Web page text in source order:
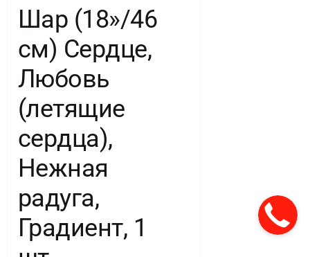
Шар (18»/46
см) Сердце,
Любовь
(летящие
сердца),
Нежная
радуга,
Градиент, 1